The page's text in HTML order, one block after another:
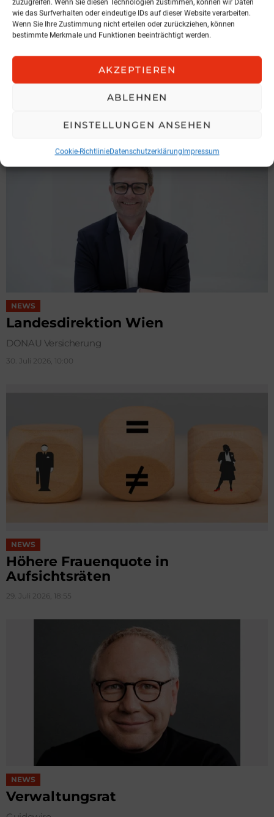
zuzugreifen. Wenn Sie diesen Technologien zustimmen, können wir Daten
wie das Surfverhalten oder eindeutige IDs auf dieser Website verarbeiten.
Wenn Sie Ihre Zustimmung nicht erteilen oder zurückziehen, können
bestimmte Merkmale und Funktionen beeinträchtigt werden.
AKZEPTIEREN
ABLEHNEN
EINSTELLUNGEN ANSEHEN
Cookie-RichtlinieDatenschutzerklärungImpressum
Hochnegger legt Präsidentenamt
zurück
3. August 2026, 6:49
NEWS
Landesdirektion Wien
DONAU Versicherung
30. Juli 2026, 10:00
NEWS
Höhere Frauenquote in
Aufsichtsräten
29. Juli 2026, 18:55
NEWS
Verwaltungsrat